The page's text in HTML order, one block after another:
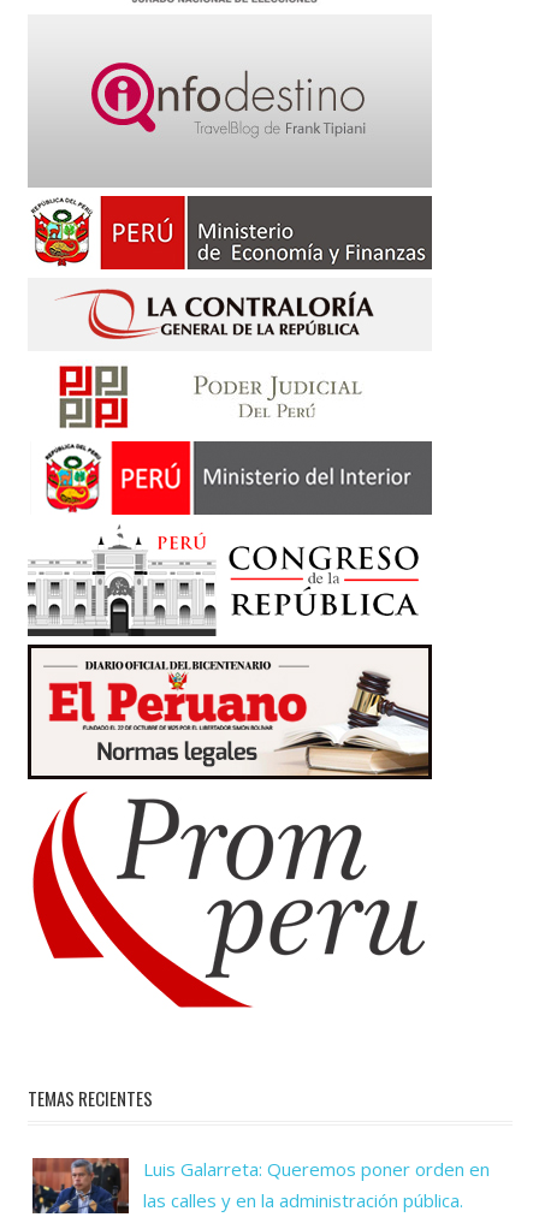
TEMAS RECIENTES
Luis Galarreta: Queremos poner orden en
las calles y en la administración pública.